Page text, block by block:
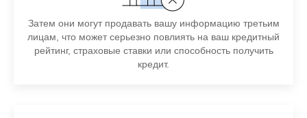
Затем они могут продавать вашу информацию третьим
лицам, что может серьезно повлиять на ваш кредитный
рейтинг, страховые ставки или способность получить
кредит.